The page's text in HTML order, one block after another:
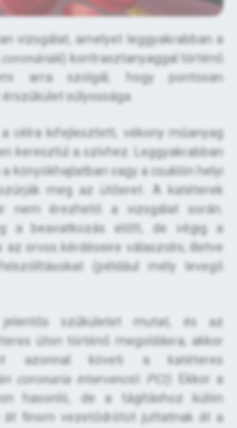
vizsgálat, amelyet leggyakrabban a
coronáriák ) kontrasztanyaggal történő
arra szolgál, hogy pontosan
súlyossága.
célra kifejlesztett, vékony műanyag
keresztül a szívhez. Leggyakrabban
könyökhajlatban vagy a csuklón helyi
meg az ütőeret. A katéterek
nem érezhető a vizsgálat során.
a beavatkozás előtt, de végig a
az orvos kérdéseire válaszolni, illetve
(például mély levegő
jelentős szűkületet mutat, és az
úton történő megoldásra, akkor
azonnal követi a katéteres
coronaria intervenció: PCI)
. Ekkor a
hasonló, de a tágításhoz külön
át finom vezetődrótot juttatnak át a